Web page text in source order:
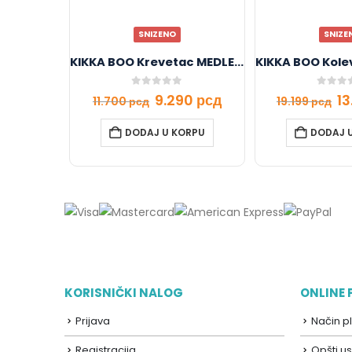
SNIZENO
KIKKA BOO Krevetac MEDLEY pink II nivoa
out of 5
11.700рсд 9.290 рсд
DODAJ U KORPU
out
19.199рсд
DODAJ
KORISNIČKI NALOG
Prijava
ONLINE
Način